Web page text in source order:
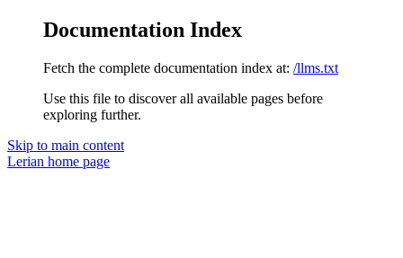
Documentation Index
Fetch the complete documentation index at: /llms.txt
Use this file to discover all available pages before
exploring further.
Skip to main content
Lerian home page